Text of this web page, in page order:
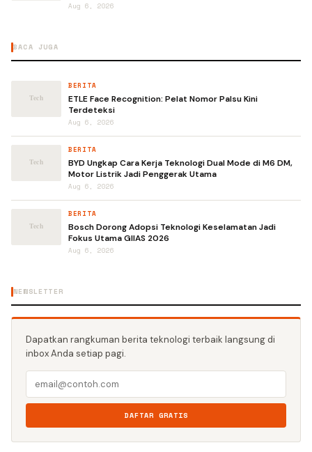
Aug 6, 2026
BACA JUGA
BERITA
ETLE Face Recognition: Pelat Nomor Palsu Kini
Terdeteksi
Aug 6, 2026
BERITA
BYD Ungkap Cara Kerja Teknologi Dual Mode di M6 DM,
Motor Listrik Jadi Penggerak Utama
Aug 6, 2026
BERITA
Bosch Dorong Adopsi Teknologi Keselamatan Jadi
Fokus Utama GIIAS 2026
Aug 6, 2026
NEWSLETTER
Dapatkan rangkuman berita teknologi terbaik langsung di
inbox Anda setiap pagi.
DAFTAR GRATIS